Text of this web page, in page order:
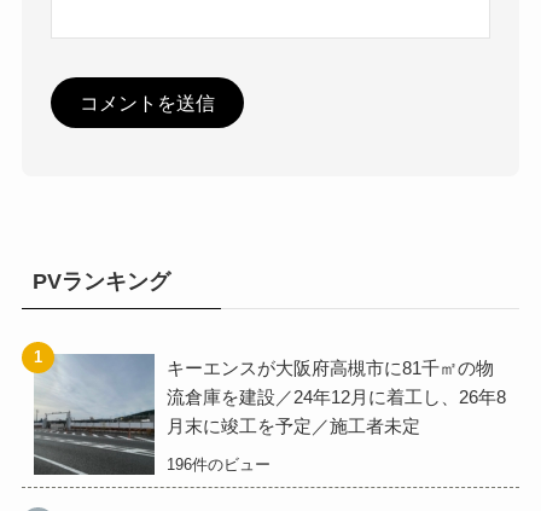
PVランキング
キーエンスが大阪府高槻市に81千㎡の物
流倉庫を建設／24年12月に着工し、26年8
月末に竣工を予定／施工者未定
196件のビュー